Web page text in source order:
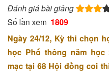
Đánh giá bài giảng
Số lần xem 1809
Ngày 24/12, Kỳ thi chọn
học Phổ thông năm học
mạc tại 68 Hội đồng coi